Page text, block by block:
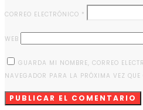
CORREO ELECTRÓNICO *
WEB
GUARDA MI NOMBRE, CORREO
NAVEGADOR PARA LA PRÓXIMA VEZ QUE